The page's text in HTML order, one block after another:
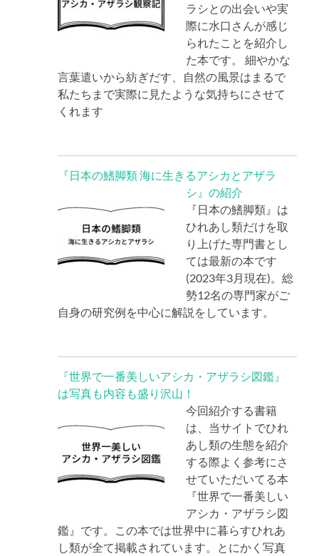
ラシとの出会いや実
際に水口さんが感じ
られたことを紹介し
た本です。 細やかな
言葉遣いから紡ぎだす、自然の風景はまるで
私たちまで実際に見たような気持ちにさせて
くれます
『日本の鰭脚類 海に生きるアシカとアザラ
シ』の紹介
『日本の鰭脚類』は
ひれあし類だけを取
り上げた専門書とし
ては最新の本です
(2023年3月現在)。総
勢12名の専門家がご
自身の研究例を中心に解説をしています。
『世界で一番美しいアシカ・アザラシ図鑑』
は写真も内容も盛り沢山！
今回紹介する書籍
は、当サイトでひれ
あし類の生態を紹介
する際よく参考にさ
せていただいてる本
『世界で一番美しい
アシカ・アザラシ図
鑑』です。この本では世界中に暮らすひれあ
し類が全て掲載されています。とにかく写真